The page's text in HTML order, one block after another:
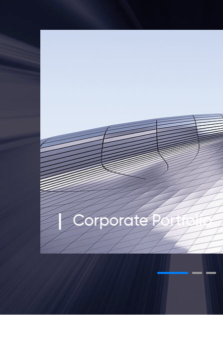
Corporate Portfolio